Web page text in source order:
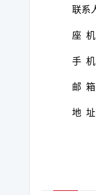
联系
座 机
手 机
邮 箱
地